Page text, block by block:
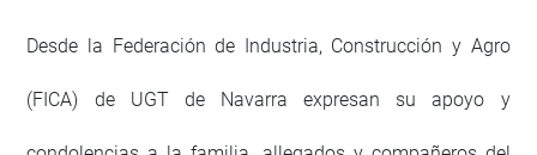
Desde la Federación de Industria, Construcción y Agro
(FICA) de UGT de Navarra expresan su apoyo y